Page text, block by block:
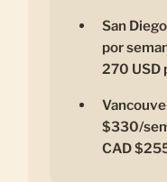
San
por
270 USD
$330/
CAD